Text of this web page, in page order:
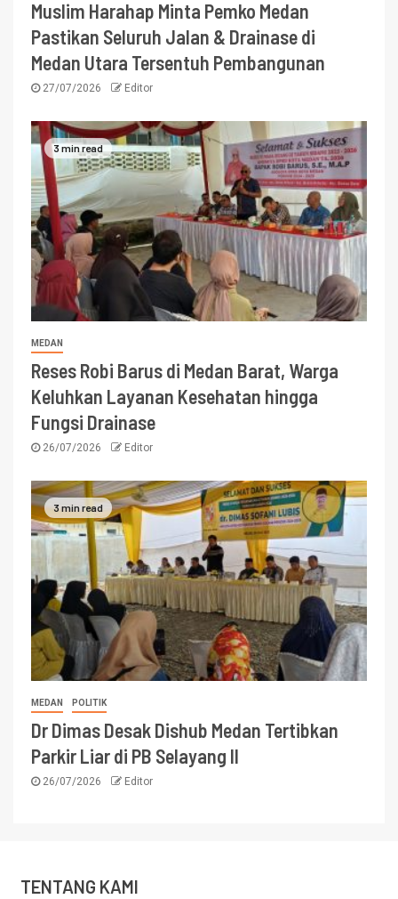
Muslim Harahap Minta Pemko Medan
Pastikan Seluruh Jalan & Drainase di
Medan Utara Tersentuh Pembangunan
27/07/2026 Editor
3 min read
MEDAN
Reses Robi Barus di Medan Barat, Warga
Keluhkan Layanan Kesehatan hingga
Fungsi Drainase
26/07/2026 Editor
3 min read
MEDAN POLITIK
Dr Dimas Desak Dishub Medan Tertibkan
Parkir Liar di PB Selayang II
26/07/2026 Editor
TENTANG KAMI